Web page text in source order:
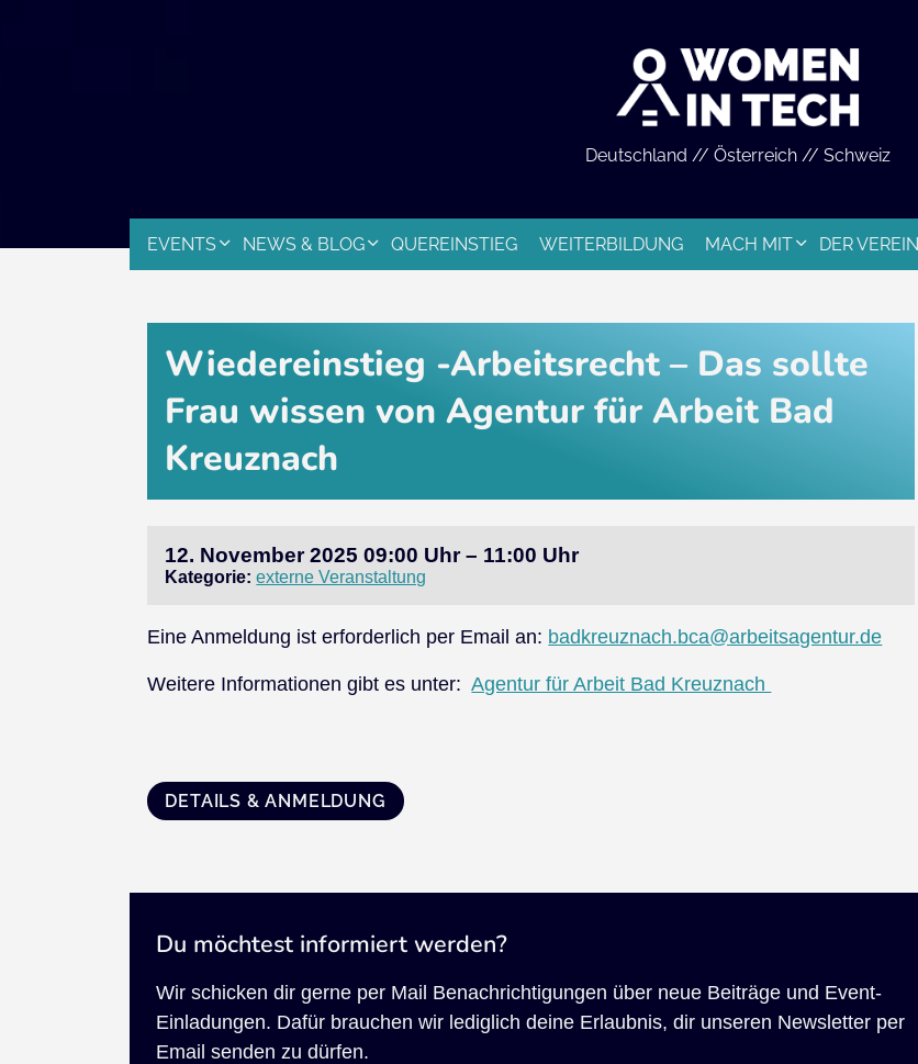
Deutschland // Österreich // Schweiz
EVENTS NEWS & BLOG QUEREINSTIEG WEITERBILDUNG MACH MIT DER VEREIN
Wiedereinstieg -Arbeitsrecht – Das sollte
Frau wissen von Agentur für Arbeit Bad
Kreuznach
12. November 2025 09:00 Uhr – 11:00 Uhr
Kategorie: externe Veranstaltung
Eine Anmeldung ist erforderlich per Email an: badkreuznach.bca@arbeitsagentur.de
Weitere Informationen gibt es unter:Agentur für Arbeit Bad Kreuznach
DETAILS & ANMELDUNG
Du möchtest informiert werden?
Wir schicken dir gerne per Mail Benachrichtigungen über neue Beiträge und Event-
Einladungen. Dafür brauchen wir lediglich deine Erlaubnis, dir unseren Newsletter per
Email senden zu dürfen.